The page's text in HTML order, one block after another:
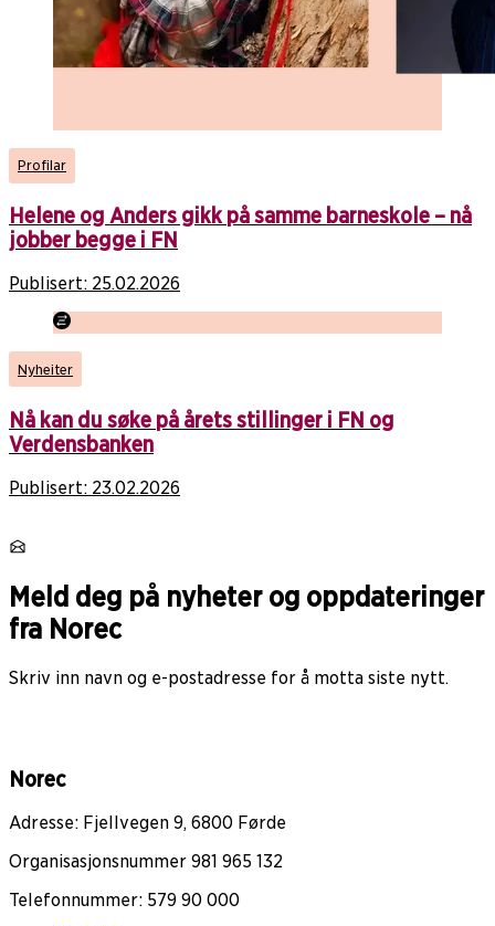
Profilar
Helene og Anders gikk på samme barneskole – nå
jobber begge i FN
Publisert: 25.02.2026
Nyheiter
Nå kan du søke på årets stillinger i FN og
Verdensbanken
Publisert: 23.02.2026
Meld deg på nyheter og oppdateringer
fra Norec
Skriv inn navn og e-postadresse for å motta siste nytt.
Norec
Adresse: Fjellvegen 9, 6800 Førde
Organisasjonsnummer 981 965 132
Telefonnummer: 579 90 000